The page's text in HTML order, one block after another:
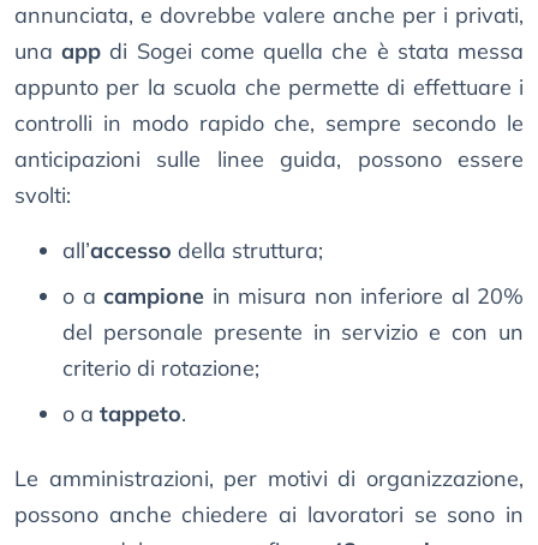
annunciata, e dovrebbe valere anche per i privati,
unaapp di Sogei come quella che è stata messa
appunto per la scuola che permette di effettuare i
controlli in modo rapido che, sempre secondo le
anticipazioni sulle linee guida, possono essere
svolti:
all’accesso della struttura;
o a campione in misura non inferiore al 20%
del personale presente in servizio e con un
criterio di rotazione;
o a tappeto.
Le amministrazioni, per motivi di organizzazione,
possono anche chiedere ai lavoratori se sono in